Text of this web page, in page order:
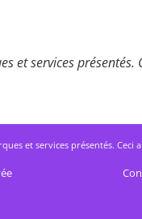
services
et services présentés. Ceci